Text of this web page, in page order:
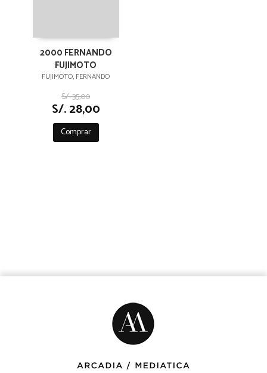
2000 FERNANDO
FUJIMOTO
FUJIMOTO, FERNANDO
S/. 35,00
S/. 28,00
Comprar